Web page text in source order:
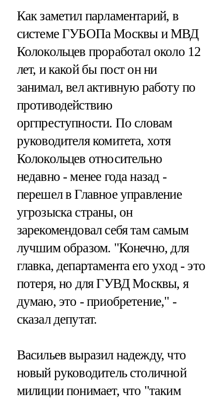
Как заметил парламентарий, в
системе ГУБОПа Москвы и МВД
Колокольцев проработал около 12
лет, и какой бы пост он ни
занимал, вел активную работу по
противодействию
оргпреступности. По словам
руководителя комитета, хотя
Колокольцев относительно
недавно - менее года назад -
перешел в Главное управление
угрозыска страны, он
зарекомендовал себя там самым
лучшим образом. "Конечно, для
главка, департамента его уход - это
потеря, но для ГУВД Москвы, я
думаю, это - приобретение," -
сказал депутат.
Васильев выразил надежду, что
новый руководитель столичной
милиции понимает, что "таким